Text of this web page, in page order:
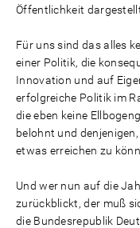
Öffentlichkeit
Für uns sind das alles
einer Politik, die
Innovation und auf
erfolgreiche Politik im
die eben keine
belohnt und
etwas erreichen zu
Und wer nun auf die
zurückblickt, der muß
die Bundesrepublik